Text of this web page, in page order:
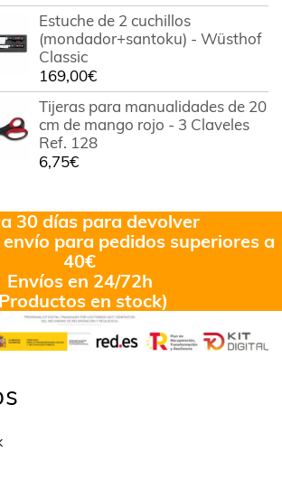
Estuche de 2 cuchillos
(mondador+santoku) - Wüsthof
Classic
169,00€
Tijeras para manualidades de 20
cm de mango rojo - 3 Claveles
Ref. 128
6,75€
30 días para devolver
para pedidos superiores a
40€
Envíos en 24/72h
en stock)